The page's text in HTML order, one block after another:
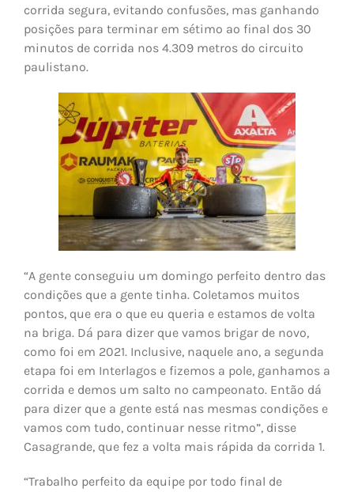
corrida segura, evitando confusões, mas ganhando
posições para terminar em sétimo ao final dos 30
minutos de corrida nos 4.309 metros do circuito
paulistano.
“A gente conseguiu um domingo perfeito dentro das
condições que a gente tinha. Coletamos muitos
pontos, que era o que eu queria e estamos de volta
na briga. Dá para dizer que vamos brigar de novo,
como foi em 2021. Inclusive, naquele ano, a segunda
etapa foi em Interlagos e fizemos a pole, ganhamos a
corrida e demos um salto no campeonato. Então dá
para dizer que a gente está nas mesmas condições e
vamos com tudo, continuar nesse ritmo”, disse
Casagrande, que fez a volta mais rápida da corrida 1.
“Trabalho perfeito da equipe por todo final de